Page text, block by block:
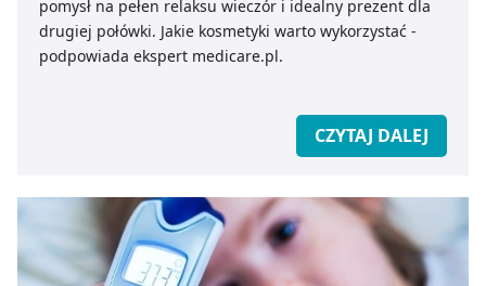
pomysł na pełen relaksu wieczór i idealny prezent dla
drugiej połówki. Jakie kosmetyki warto wykorzystać -
podpowiada ekspert medicare.pl.
CZYTAJ DALEJ